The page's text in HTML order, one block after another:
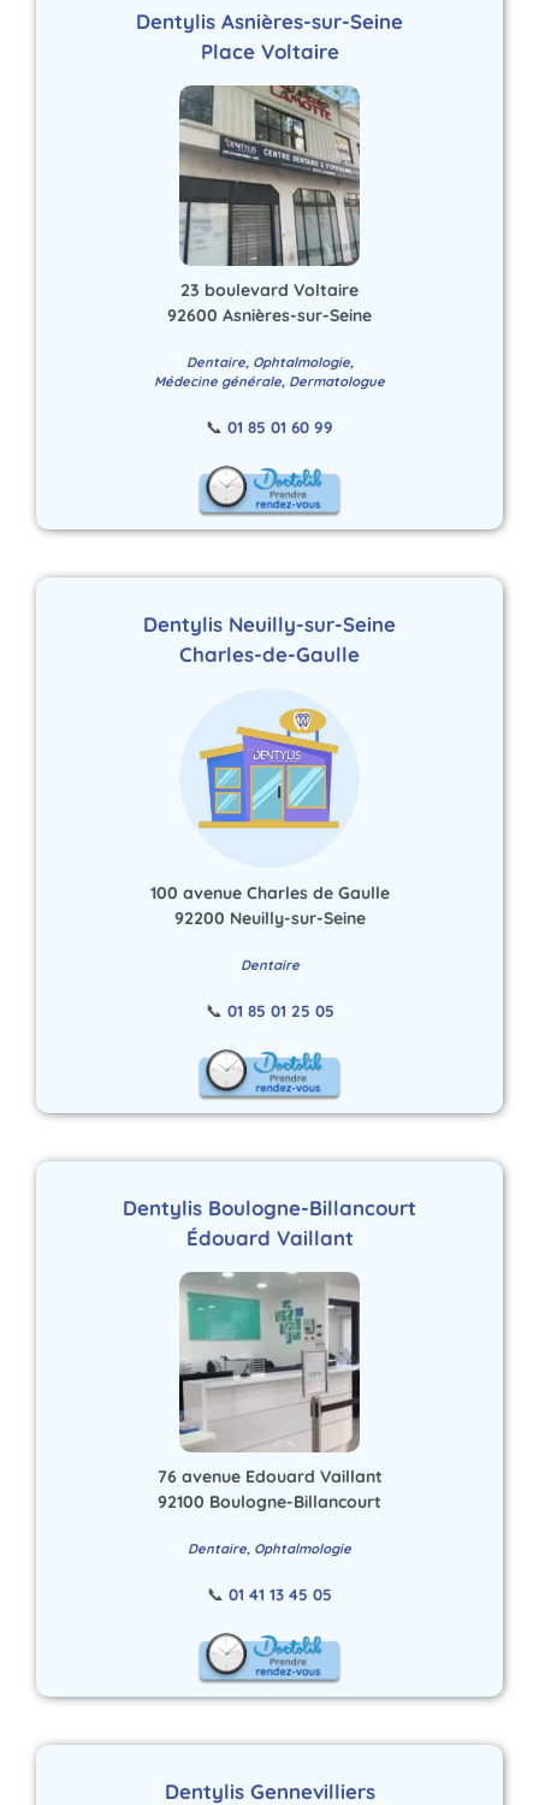
Dentylis Asnières-sur-Seine
Place Voltaire
23 boulevard Voltaire
92600 Asnières-sur-Seine
Dentaire, Ophtalmologie,
Médecine générale, Dermatologue
📞 01 85 01 60 99
Dentylis Neuilly-sur-Seine
Charles-de-Gaulle
100 avenue Charles de Gaulle
92200 Neuilly-sur-Seine
Dentaire
📞 01 85 01 25 05
Dentylis Boulogne-Billancourt
Édouard Vaillant
76 avenue Edouard Vaillant
92100 Boulogne-Billancourt
Dentaire, Ophtalmologie
📞 01 41 13 45 05
Dentylis Gennevilliers